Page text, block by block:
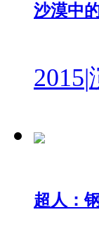
沙漠中
2015|
超人：